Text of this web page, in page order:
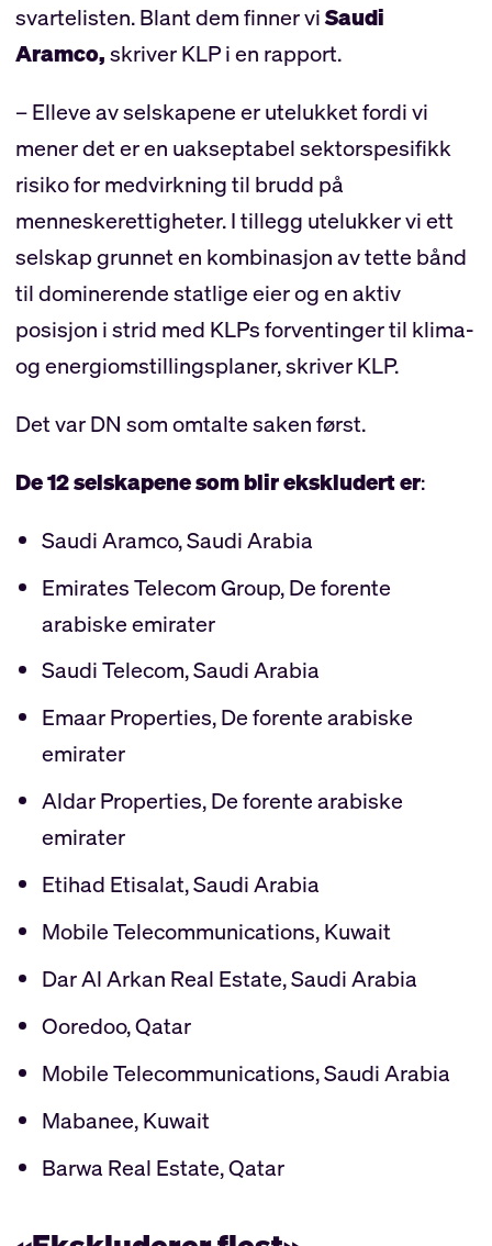
svartelisten. Blant dem finner viSaudi
Aramco,skriver KLP i en rapport.
– Elleve av selskapene er utelukket fordi vi
mener det er en uakseptabel sektorspesifikk
risiko for medvirkning til brudd på
menneskerettigheter. I tillegg utelukker vi ett
selskap grunnet en kombinasjon av tette bånd
til dominerende statlige eier og en aktiv
posisjon i strid med KLPs forventinger til klima-
og energiomstillingsplaner, skriver KLP.
Det var DN som omtalte saken først.
De 12 selskapene som blir ekskludert er:
Saudi Aramco, Saudi Arabia
Emirates Telecom Group, De forente
arabiske emirater
Saudi Telecom, Saudi Arabia
Emaar Properties, De forente arabiske
emirater
Aldar Properties, De forente arabiske
emirater
Etihad Etisalat, Saudi Arabia
Mobile Telecommunications, Kuwait
Dar Al Arkan Real Estate, Saudi Arabia
Ooredoo, Qatar
Mobile Telecommunications, Saudi Arabia
Mabanee, Kuwait
Barwa Real Estate, Qatar